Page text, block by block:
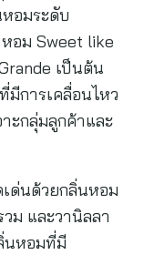
อมระดับ
อม Sweet like
เป็นต้น
มีการเคลื่อนไหว
ะกลุ่มลูกค้าและ
เด่นด้วยกลิ่นหอม
ม และวานิลลา
นหอมที่มี